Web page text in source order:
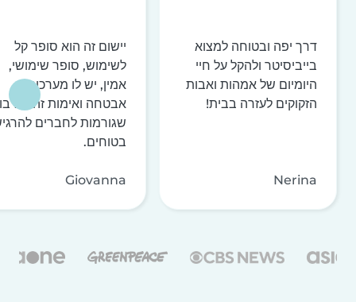
דרך יפה ובטוחה למצוא
בייביסיטר ולהקל על חיי
היומיום של אמהות ואבות
הזקוקים לעזרה בבית!
Nerina
יישום זה הוא סופר קל
לשימוש, סופר שימושי,
אמין, יש לו מערכות
אבטחה ואימות זהות
שגורמות לחברים
בטוחים.
Giovanna